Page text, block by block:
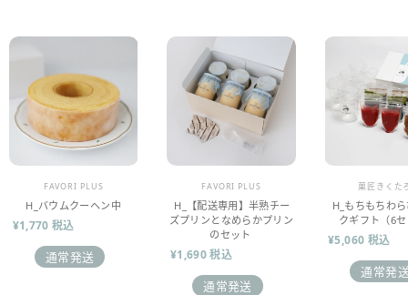
販売業者
FAVORI PLUS
H_バウムクーヘン中
¥1,770 税込
通常発送
販売業者
FAVORI PLUS
H_【配送専用】半熟チー
ズプリンとなめらかプリン
のセット
¥1,690 税込
通常発送
販売業者
菓匠きくた
H_もちもちわ
クギフト（6
¥5,060 税込
通常発